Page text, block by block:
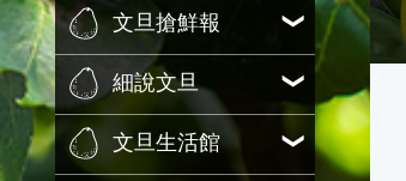
文旦搶鮮報
細說文旦
文旦生活館